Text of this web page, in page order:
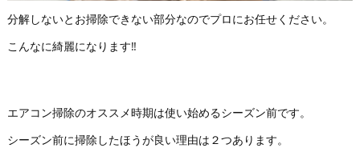
分解しないとお掃除できない部分なのでプロにお任せください。
こんなに綺麗になります‼
エアコン掃除のオススメ時期は使い始めるシーズン前です。
シーズン前に掃除したほうが良い理由は２つあります。